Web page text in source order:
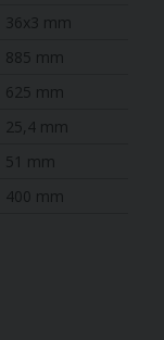
36x3 mm
885 mm
625 mm
25,4 mm
51 mm
400 mm